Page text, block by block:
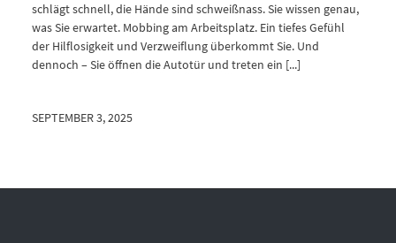
schlägt schnell, die Hände sind schweißnass. Sie wissen genau,
was Sie erwartet. Mobbing am Arbeitsplatz. Ein tiefes Gefühl
der Hilflosigkeit und Verzweiflung überkommt Sie. Und
dennoch – Sie öffnen die Autotür und treten ein [...]
SEPTEMBER 3, 2025